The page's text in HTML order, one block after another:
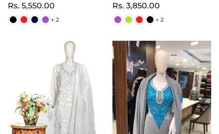
Precio
regular
Rs. 5,550.00
+ 2
Precio
regular
Rs. 3,850.00
+ 2